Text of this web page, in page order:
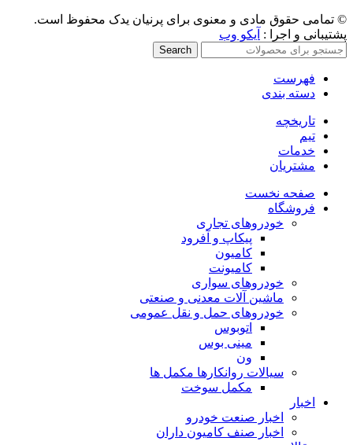
© تمامی حقوق مادی و معنوی برای پرنیان یدک محفوظ است.
پشتیبانی و اجرا : آیکو وب
Search
فهرست
دسته بندی
تاریخچه
تیم
خدمات
مشتریان
صفحه نخست
فروشگاه
خودروهای تجاری
پیکاپ و آفرود
کامیون
کامیونت
خودروهای سواری
ماشین آلات معدنی و صنعتی
خودروهای حمل و نقل عمومی
اتوبوس
مینی بوس
ون
سیالات روانکارها مکمل ها
مکمل سوخت
اخبار
اخبار صنعت خودرو
اخبار صنف کامیون داران